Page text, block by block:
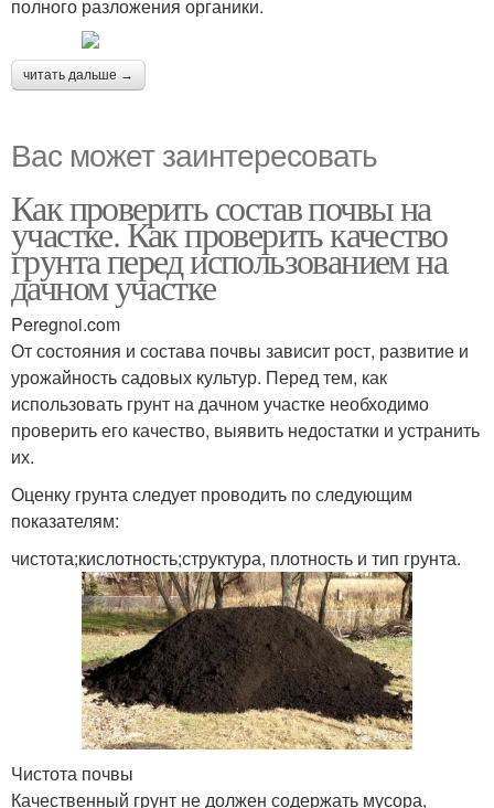
полного разложения органики.
читать дальше →
Вас может заинтересовать
Как проверить состав почвы на
участке. Как проверить качество
грунта перед использованием на
дачном участке
Peregnoi.com
От состояния и состава почвы зависит рост, развитие и
урожайность садовых культур. Перед тем, как
использовать грунт на дачном участке необходимо
проверить его качество, выявить недостатки и устранить
их.
Оценку грунта следует проводить по следующим
показателям:
чистота;кислотность;структура, плотность и тип грунта.
Чистота почвы
Качественный грунт не должен содержать мусора,